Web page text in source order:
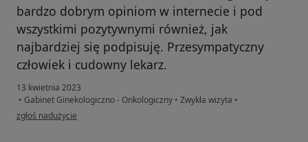
bardzo dobrym opiniom w internecie i pod
wszystkimi pozytywnymi również, jak
najbardziej się podpisuję. Przesympatyczny
człowiek i cudowny lekarz.
13 kwietnia 2023
• Gabinet Ginekologiczno - Onkologiczny • Zwykła wizyta •
w opinii użytkownika Agnieszka D.
zgłoś nadużycie